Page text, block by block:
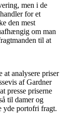
men i de
for et
den mest
om man
til at
analysere priser
af Gardner
presse priserne
til damer og
yde portofri fragt.